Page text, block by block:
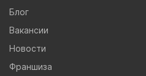
Блог
Вакансии
Новости
Франшиза